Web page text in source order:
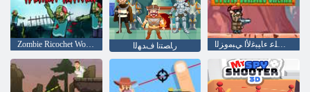
Zombie Ricochet Women Hunter ﺭﺎﺼﺘﻧﺍ ﻑﺪﻬﻟﺍ ﺖﻧﺮﺘﻧﻹ ﺍ ﻰﻠﻋ ءﺎﻴﺒﻏﻷ ﺍ ﻲﺒﻣﻭﺰﻟﺍ